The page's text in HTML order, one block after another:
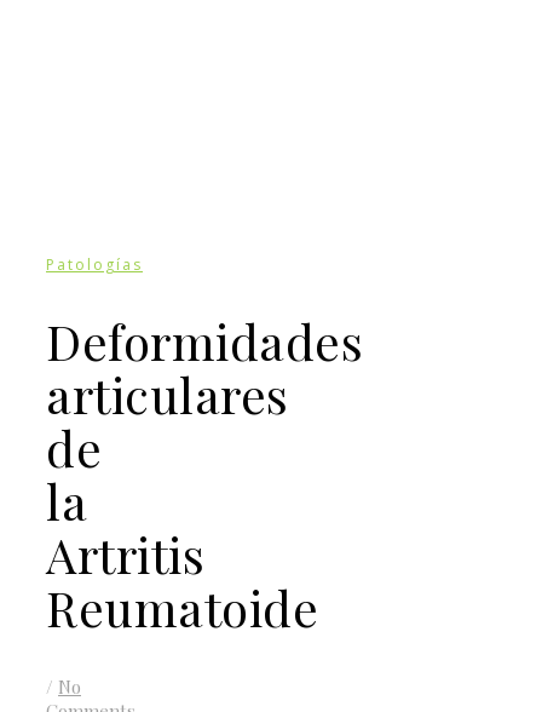
Patologías
Deformidades
articulares
de
la
Artritis
Reumatoide
/ No